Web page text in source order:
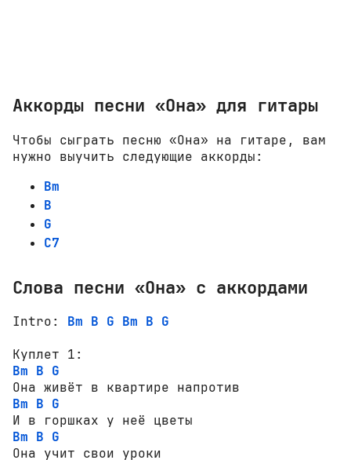
Аккорды песни «Она» для гитары
Чтобы сыграть песню «Она» на гитаре, вам
нужно выучить следующие аккорды:
Bm
B
G
C7
Слова песни «Она» с аккордами
Intro: Bm B G Bm B G
Bm B G
Bm B G
Bm B G